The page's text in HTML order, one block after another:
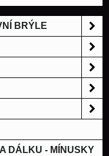
BRÝLE
DÁLKU - MÍNUSKY